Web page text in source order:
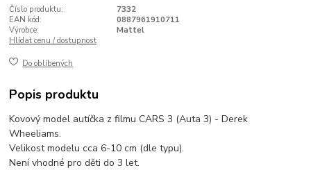
Číslo produktu:
7332
EAN kód:
0887961910711
Výrobce:
Mattel
Hlídat cenu / dostupnost
Do oblíbených
Popis produktu
Kovový model autíčka z filmu CARS 3 (Auta 3) - Derek
Wheeliams.
Velikost modelu cca 6-10 cm (dle typu).
Není vhodné pro děti do 3 let.